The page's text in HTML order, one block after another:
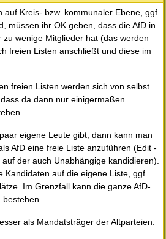
auf Kreis- bzw. kommunaler Ebene, ggf.
müssen ihr OK geben, dass die AfD in
wenige Mitglieder hat (das werden
freien Listen anschließt und diese im
freien Listen werden sich von selbst
da dann nur einigermaßen
eigene Leute gibt, dann kann man
AfD eine freie Liste anzuführen (Edit -
der auch Unabhängige kandidieren).
Kandidaten auf die eigene Liste, ggf.
Im Grenzfall kann die ganze AfD-
bestehen.
als Mandatsträger der Altparteien.